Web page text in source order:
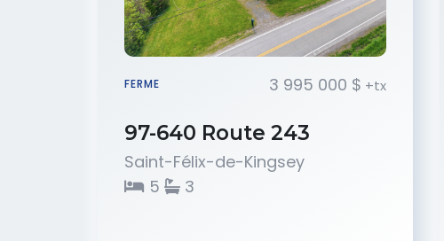
FERME 3 995 000 $ +tx
97-640 Route 243
Saint-Félix-de-Kingsey
5
3